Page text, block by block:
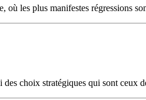
où les plus manifestes régressions
choix stratégiques qui sont ceux